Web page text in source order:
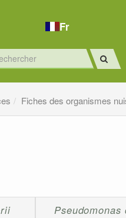
Fr
Fiches des organismes
Pseudomonas